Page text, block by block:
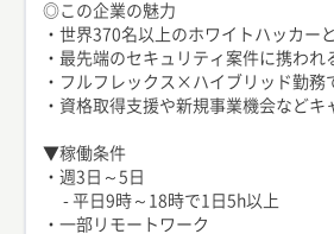
◎この企業の魅力
・世界370名以上のホワイトハッカー
・最先端のセキュリティ案件に携われ
・フルフレックス×ハイブリッド勤務
・資格取得支援や新規事業機会などキ
▼稼働条件
・週3日～5日
- 平日9時～18時で1日5h以上
・一部リモートワーク